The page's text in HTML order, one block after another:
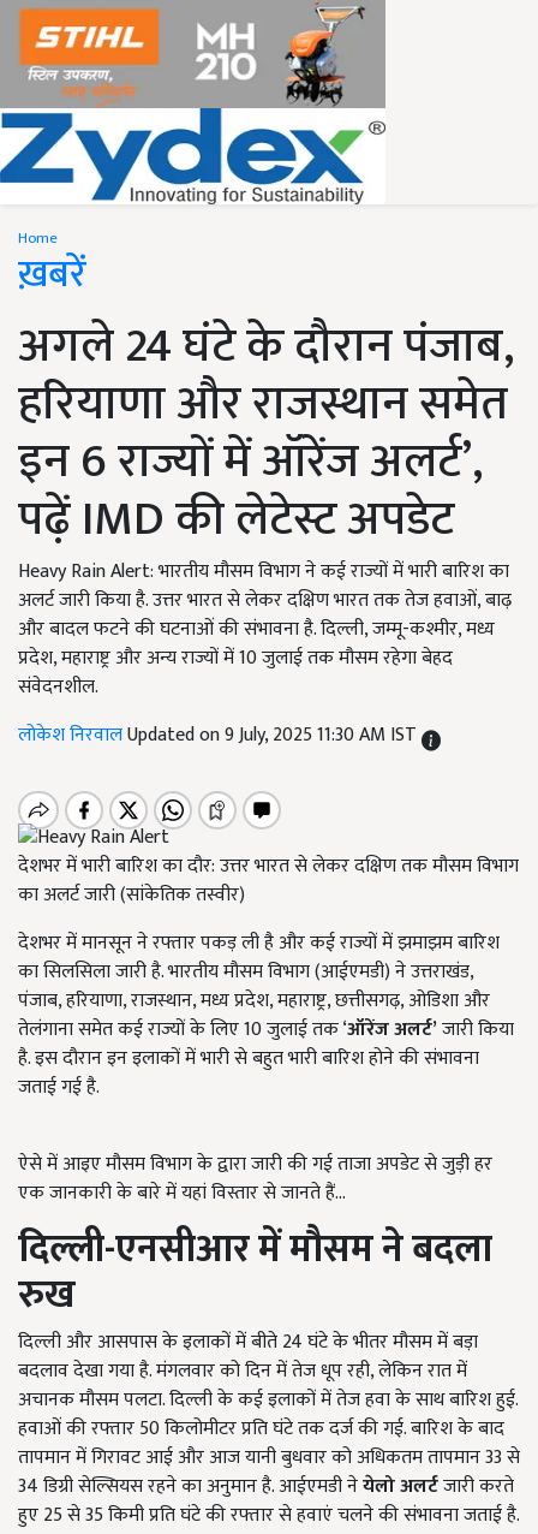
Home
ख़बरें
अगले 24 घंटे के दौरान पंजाब,
हरियाणा और राजस्थान समेत
इन 6 राज्यों में ऑरेंज अलर्ट’,
पढ़ें IMD की लेटेस्ट अपडेट
Heavy Rain Alert: भारतीय मौसम विभाग ने कई राज्यों में भारी बारिश का
अलर्ट जारी किया है. उत्तर भारत से लेकर दक्षिण भारत तक तेज हवाओं, बाढ़
और बादल फटने की घटनाओं की संभावना है. दिल्ली, जम्मू-कश्मीर, मध्य
प्रदेश, महाराष्ट्र और अन्य राज्यों में 10 जुलाई तक मौसम रहेगा बेहद
संवेदनशील.
लोकेश निरवालUpdated on 9 July, 2025 11:30 AM IST
देशभर में भारी बारिश का दौर: उत्तर भारत से लेकर दक्षिण तक मौसम विभाग
का अलर्ट जारी (सांकेतिक तस्वीर)
देशभर में मानसून ने रफ्तार पकड़ ली है और कई राज्यों में झमाझम बारिश
का सिलसिला जारी है. भारतीय मौसम विभाग (आईएमडी) ने उत्तराखंड,
पंजाब, हरियाणा, राजस्थान, मध्य प्रदेश, महाराष्ट्र, छत्तीसगढ़, ओडिशा और
तेलंगाना समेत कई राज्यों के लिए 10 जुलाई तक ‘ऑरेंज अलर्ट’जारी किया
है. इस दौरान इन इलाकों में भारी से बहुत भारी बारिश होने की संभावना
जताई गई है.
ऐसे में आइए मौसम विभाग के द्वारा जारी की गई ताजा अपडेट से जुड़ी हर
एक जानकारी के बारे में यहां विस्तार से जानते हैं...
दिल्ली-एनसीआर में मौसम ने बदला
रुख
दिल्ली और आसपास के इलाकों में बीते 24 घंटे के भीतर मौसम में बड़ा
बदलाव देखा गया है. मंगलवार को दिन में तेज धूप रही, लेकिन रात में
अचानक मौसम पलटा. दिल्ली के कई इलाकों में तेज हवा के साथ बारिश हुई.
हवाओं की रफ्तार 50 किलोमीटर प्रति घंटे तक दर्ज की गई. बारिश के बाद
तापमान में गिरावट आई और आज यानी बुधवार को अधिकतम तापमान 33 से
34 डिग्री सेल्सियस रहने का अनुमान है. आईएमडी नेयेलो अलर्टजारी करते
हुए 25 से 35 किमी प्रति घंटे की रफ्तार से हवाएं चलने की संभावना जताई है.